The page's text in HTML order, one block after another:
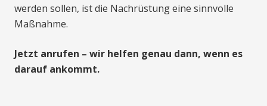
werden sollen, ist die Nachrüstung eine sinnvolle
Maßnahme.
Jetzt anrufen – wir helfen genau dann, wenn es
darauf ankommt.